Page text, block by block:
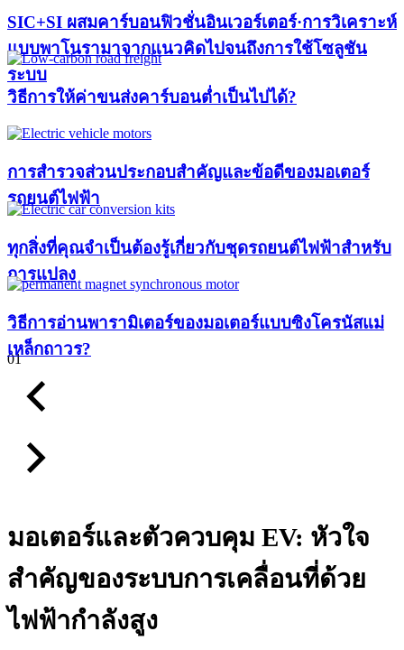
SIC+SI ผสมคาร์บอนฟิวชั่นอินเวอร์เตอร์·การวิเคราะห์
แบบพาโนรามาจากแนวคิดไปจนถึงการใช้โซลูชัน
ระบบ
วิธีการให้ค่าขนส่งคาร์บอนต่ำเป็นไปได้?
การสำรวจส่วนประกอบสำคัญและข้อดีของมอเตอร์
รถยนต์ไฟฟ้า
ทุกสิ่งที่คุณจำเป็นต้องรู้เกี่ยวกับชุดรถยนต์ไฟฟ้าสำหรับ
การแปลง
วิธีการอ่านพารามิเตอร์ของมอเตอร์แบบซิงโครนัสแม่
เหล็กถาวร?
01
มอเตอร์และตัวควบคุม EV: หัวใจ
สำคัญของระบบการเคลื่อนที่ด้วย
ไฟฟ้ากำลังสูง